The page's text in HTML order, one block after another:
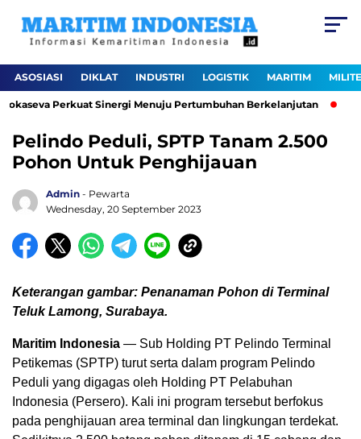
ASOSIASI DIKLAT INDUSTRI LOGISTIK MARITIM
Perkuat Sinergi Menuju Pertumbuhan Berkelanjutan
Pelindo Peduli, SPTP Tanam 2.500
Pohon Untuk Penghijauan
Admin - Pewarta
Wednesday, 20 September 2023
Keterangan gambar: Penanaman Pohon di Terminal
Teluk Lamong, Surabaya.
Maritim Indonesia — Sub Holding PT Pelindo Terminal
Petikemas (SPTP) turut serta dalam program Pelindo
Peduli yang digagas oleh Holding PT Pelabuhan
Indonesia (Persero). Kali ini program tersebut berfokus
pada penghijauan area terminal dan lingkungan terdekat.